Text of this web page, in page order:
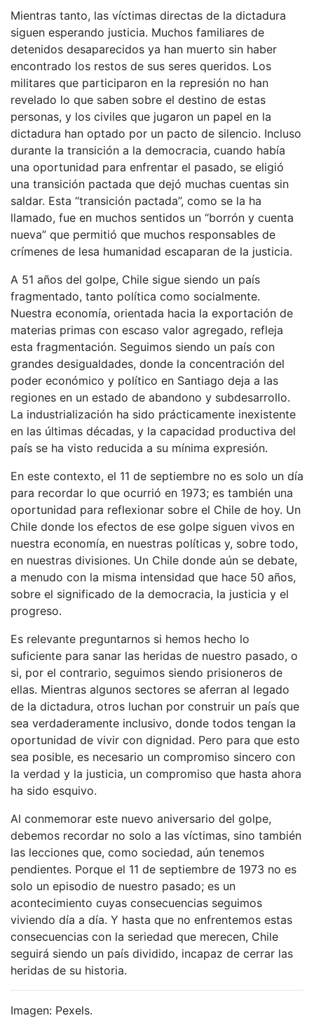
Mientras tanto, las víctimas directas de la dictadura
siguen esperando justicia. Muchos familiares de
detenidos desaparecidos ya han muerto sin haber
encontrado los restos de sus seres queridos. Los
militares que participaron en la represión no han
revelado lo que saben sobre el destino de estas
personas, y los civiles que jugaron un papel en la
dictadura han optado por un pacto de silencio. Incluso
durante la transición a la democracia, cuando había
una oportunidad para enfrentar el pasado, se eligió
una transición pactada que dejó muchas cuentas sin
saldar. Esta “transición pactada”, como se la ha
llamado, fue en muchos sentidos un “borrón y cuenta
nueva” que permitió que muchos responsables de
crímenes de lesa humanidad escaparan de la justicia.
A 51 años del golpe, Chile sigue siendo un país
fragmentado, tanto política como socialmente.
Nuestra economía, orientada hacia la exportación de
materias primas con escaso valor agregado, refleja
esta fragmentación. Seguimos siendo un país con
grandes desigualdades, donde la concentración del
poder económico y político en Santiago deja a las
regiones en un estado de abandono y subdesarrollo.
La industrialización ha sido prácticamente inexistente
en las últimas décadas, y la capacidad productiva del
país se ha visto reducida a su mínima expresión.
En este contexto, el 11 de septiembre no es solo un día
para recordar lo que ocurrió en 1973; es también una
oportunidad para reflexionar sobre el Chile de hoy. Un
Chile donde los efectos de ese golpe siguen vivos en
nuestra economía, en nuestras políticas y, sobre todo,
en nuestras divisiones. Un Chile donde aún se debate,
a menudo con la misma intensidad que hace 50 años,
sobre el significado de la democracia, la justicia y el
progreso.
Es relevante preguntarnos si hemos hecho lo
suficiente para sanar las heridas de nuestro pasado, o
si, por el contrario, seguimos siendo prisioneros de
ellas. Mientras algunos sectores se aferran al legado
de la dictadura, otros luchan por construir un país que
sea verdaderamente inclusivo, donde todos tengan la
oportunidad de vivir con dignidad. Pero para que esto
sea posible, es necesario un compromiso sincero con
la verdad y la justicia, un compromiso que hasta ahora
ha sido esquivo.
Al conmemorar este nuevo aniversario del golpe,
debemos recordar no solo a las víctimas, sino también
las lecciones que, como sociedad, aún tenemos
pendientes. Porque el 11 de septiembre de 1973 no es
solo un episodio de nuestro pasado; es un
acontecimiento cuyas consecuencias seguimos
viviendo día a día. Y hasta que no enfrentemos estas
consecuencias con la seriedad que merecen, Chile
seguirá siendo un país dividido, incapaz de cerrar las
heridas de su historia.
Imagen: Pexels.